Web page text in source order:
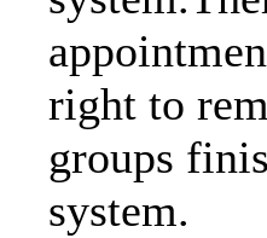
right to
groups
system.